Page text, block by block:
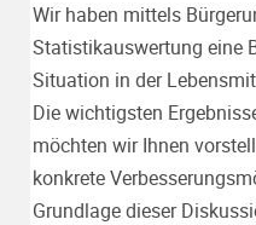
Wir haben mittels
Statistikauswertung eine
Situation in der
Die wichtigsten
möchten wir Ihnen
konkrete
Grundlage dieser